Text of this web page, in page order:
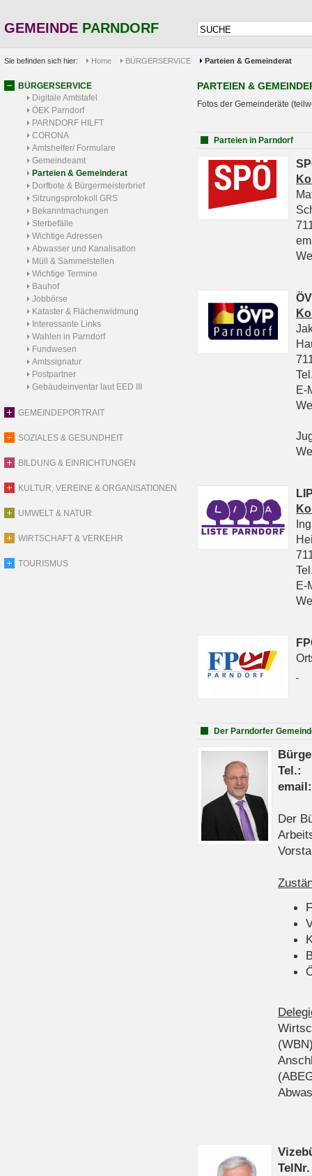
GEMEINDE PARNDORF
Sie befinden sich hier: Home BÜRGERSERVICE Parteien & Gemeinderat
BÜRGERSERVICE
Digitale Amtstafel
ÖEK Parndorf
PARNDORF HILFT
CORONA
Amtshelfer/ Formulare
Gemeindeamt
Parteien & Gemeinderat
Dorfbote & Bürgermeisterbrief
Sitzungsprotokoll GRS
Bekanntmachungen
Sterbefälle
Wichtige Adressen
Abwasser und Kanalisation
Müll & Sammelstellen
Wichtige Termine
Bauhof
Jobbörse
Kataster & Flächenwidmung
Interessante Links
Wahlen in Parndorf
Fundwesen
Amtssignatur
Postpartner
Gebäudeinventar laut EED III
GEMEINDEPORTRAIT
SOZIALES & GESUNDHEIT
BILDUNG & EINRICHTUNGEN
KULTUR, VEREINE & ORGANISATIONEN
UMWELT & NATUR
WIRTSCHAFT & VERKEHR
TOURISMUS
PARTEIEN &
Fotos der Gemeinderäte
Parteien in Parndorf
E-
E-
Der Parndorfer
Der